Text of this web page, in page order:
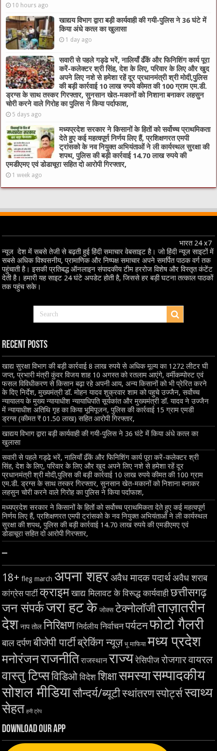
10 hours ago
खाद्यय विभाग द्वारा बड़ी कार्यवाही की गयी-पुलिस ने 36 घंटे में
किया अंधे कत्ल का खुलासा
1 day ago
सवारी से पहले गड्ढे भरें, नालियाँ ढँकें और फिनिशिंग कार्य पूरा
करें-कलेक्टर श्री सिंह, देश के लिए, परिवार के लिए और खुद
अपने लिए नशे से हमेशा रहें दूर प्रधानमंत्री श्री मोदी,पुलिस
की बड़ी कार्रवाई 10 लाख रुपये कीमत की 100 ग्राम एम.डी.
ड्रग्स के साथ तस्कर गिरफ्तार, सुनसान खेत-मकानों को निशाना बनाकर लहसुन
चोरी करने वाले गिरोह का पुलिस ने किया पर्दाफाश,
5 days ago
मध्यप्रदेश सरकार ने किसानों के हितों को सर्वोच्च प्राथमिकता
देते हुए कई महत्वपूर्ण निर्णय लिए हैं, प्रशिक्षणरत एमपी
ट्रांसको के नव नियुक्त अभियंताओं ने ली कार्यस्थल सुरक्षा की
शपथ, पुलिस की बड़ी कार्रवाई 14.70 लाख रुपये की
एमडीएमए एवं डोडाचूरा सहित दो आरोपी गिरफ्तार,
1 week ago
भारत 24 x7
न्यूज देश में सबसे तेजी से बढ़ती हुई हिंदी समाचार वेबसाइट है। जो हिंदी न्यूज साइटों में
सबसे अधिक विश्वसनीय, प्रामाणिक और निष्पक्ष समाचार अपने समर्पित पाठक वर्ग तक
पहुंचाती है। इसकी प्रतिबद्ध ऑनलाइन संपादकीय टीम हररोज विशेष और विस्तृत कंटेंट
देती है। हमारी यह साइट 24 घंटे अपडेट होती है, जिससे हर बड़ी घटना तत्काल पाठकों
तक पहुंच सके।
Recent Posts
खाद्य सुरक्षा विभाग की बड़ी कार्रवाई 8 लाख रुपये से अधिक मूल्य का 1272 लीटर घी
जप्त, प्रभारी मंत्री कुंवर विजय शाह 10 अगस्त को रतलाम आएंगे, वर्मीकम्पोस्ट एवं
फसल विविधीकरण से किसान बढ़ा रहे अपनी आय, अन्य किसानों को भी प्रेरित करने
के दिए निर्देश, मुख्यमंत्री डॉ. मोहन यादव शुक्रवार शाम को पहुचे उज्जैन, सर्वोच्च
न्यायालय के मुख्‍य न्‍यायाधीश न्यायाधिपति सूर्यकांत और मुख्यमंत्री डॉ. यादव ने उज्जैन
में न्यायाधीश अतिथि गृह का किया भूमिपूजन, पुलिस की कार्रवाई 15 ग्राम एमडी
ड्रग्स (कीमत ₹ 01.50 लाख) सहित आरोपी गिरफ्तार,
खाद्यय विभाग द्वारा बड़ी कार्यवाही की गयी-पुलिस ने 36 घंटे में किया अंधे कत्ल का
खुलासा
सवारी से पहले गड्ढे भरें, नालियाँ ढँकें और फिनिशिंग कार्य पूरा करें-कलेक्टर श्री
सिंह, देश के लिए, परिवार के लिए और खुद अपने लिए नशे से हमेशा रहें दूर
प्रधानमंत्री श्री मोदी,पुलिस की बड़ी कार्रवाई 10 लाख रुपये कीमत की 100 ग्राम
एम.डी. ड्रग्स के साथ तस्कर गिरफ्तार, सुनसान खेत-मकानों को निशाना बनाकर
लहसुन चोरी करने वाले गिरोह का पुलिस ने किया पर्दाफाश,
मध्यप्रदेश सरकार ने किसानों के हितों को सर्वोच्च प्राथमिकता देते हुए कई महत्वपूर्ण
निर्णय लिए हैं, प्रशिक्षणरत एमपी ट्रांसको के नव नियुक्त अभियंताओं ने ली कार्यस्थल
सुरक्षा की शपथ, पुलिस की बड़ी कार्रवाई 14.70 लाख रुपये की एमडीएमए एवं
डोडाचूरा सहित दो आरोपी गिरफ्तार,
–
18+ fleg march अपना शहरअवैध मादक पदार्थअवैध शराब
कांग्रेस पार्टी क्राइमखाद्य मिलावट के विरूद्ध कार्यवाहीछत्तीसगढ़
जन संपर्कजरा हट के जोक्स टेक्नोलॉजीताज़ातरीन
देश नाप तोल निरिक्षण निर्दलीय निर्वाचनपर्यटनफोटो गैलरी
बाल दर्पणबीजेपी पार्टीब्रेकिंग न्यूज़ भू माफिया मध्य प्रदेश
मनोरंजनराजनीति राजस्थान राज्यरेसिपीज रोजगारवायरल
वास्तु टिप्सविडिओ विदेश शिक्षासमस्यासम्पादकीय
सोशल मीडियासौन्दर्य/ब्यूटीस्थांतरणस्पोर्ट्सस्वाथ्य
सेहत हनी ट्रेप
Download Our App